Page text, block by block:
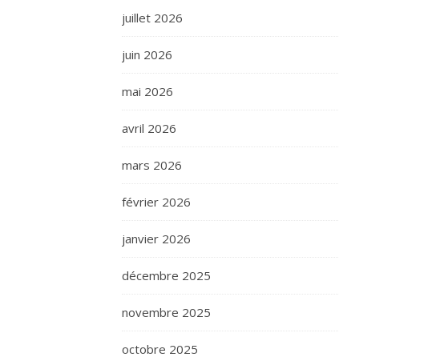
juillet 2026
juin 2026
mai 2026
avril 2026
mars 2026
février 2026
janvier 2026
décembre 2025
novembre 2025
octobre 2025